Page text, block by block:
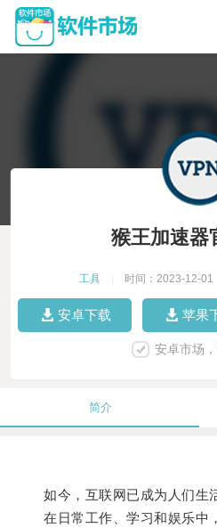
猴王加速器
工具 时间：2023-12-01
安卓下载 苹果
安卓市场
简介
如今，互联网已成为人们生活
在日常工作、学习和娱乐中